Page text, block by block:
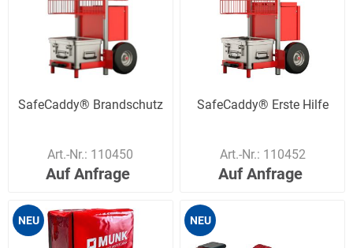
SafeCaddy® Brandschutz
Art.-Nr.: 110450
Auf Anfrage
SafeCaddy® Erste Hilfe
Art.-Nr.: 110452
Auf Anfrage
NEU NEU